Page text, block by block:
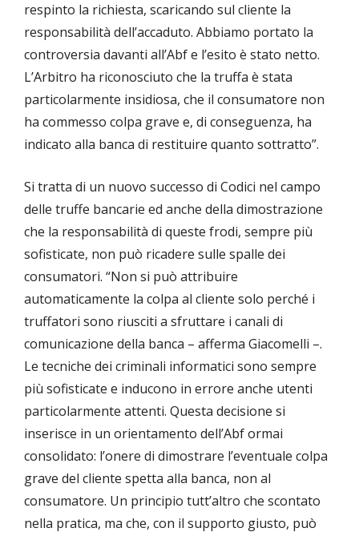
respinto la richiesta, scaricando sul cliente la
responsabilità dell’accaduto. Abbiamo portato la
controversia davanti all’Abf e l’esito è stato netto.
L’Arbitro ha riconosciuto che la truffa è stata
particolarmente insidiosa, che il consumatore non
ha commesso colpa grave e, di conseguenza, ha
indicato alla banca di restituire quanto sottratto”.
Si tratta di un nuovo successo di Codici nel campo
delle truffe bancarie ed anche della dimostrazione
che la responsabilità di queste frodi, sempre più
sofisticate, non può ricadere sulle spalle dei
consumatori. “Non si può attribuire
automaticamente la colpa al cliente solo perché i
truffatori sono riusciti a sfruttare i canali di
comunicazione della banca – afferma Giacomelli –.
Le tecniche dei criminali informatici sono sempre
più sofisticate e inducono in errore anche utenti
particolarmente attenti. Questa decisione si
inserisce in un orientamento dell’Abf ormai
consolidato: l’onere di dimostrare l’eventuale colpa
grave del cliente spetta alla banca, non al
consumatore. Un principio tutt’altro che scontato
nella pratica, ma che, con il supporto giusto, può